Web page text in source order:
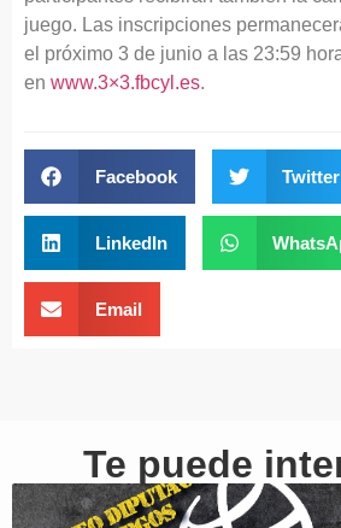
juego. Las inscripciones
el próximo 3 de junio a las 23:59
en www.3×3.fbcyl.es.
Facebook Twitter
LinkedIn
Email
Te puede